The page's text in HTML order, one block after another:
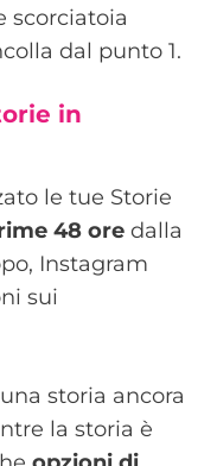
scorciatoia
dal punto 1.
in
le tue Storie
48 ore dalla
Instagram
sui
storia ancora
la storia è